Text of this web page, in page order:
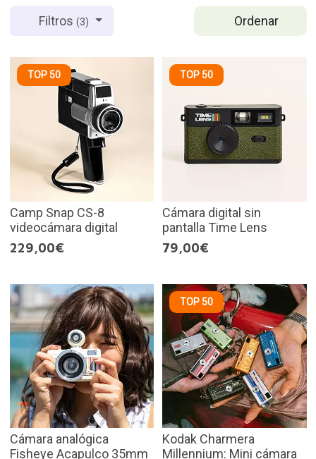
Ordenar
Filtros(3)
TOP 50
Camp Snap CS-8
videocámara digital
229,00€
TOP 50
Cámara digital sin
pantalla Time Lens
79,00€
Cámara analógica
Fisheye Acapulco 35mm
TOP 50
Kodak Charmera
Millennium: Mini cámara